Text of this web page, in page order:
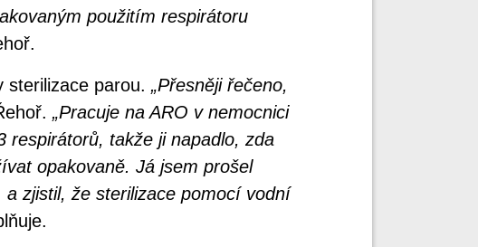
použitím respirátoru
sterilizace parou. „Přesněji řečeno,
„Pracuje na ARO v nemocnici
respirátorů, takže ji napadlo, zda
opakovaně. Já jsem prošel
zjistil, že sterilizace pomocí vodní